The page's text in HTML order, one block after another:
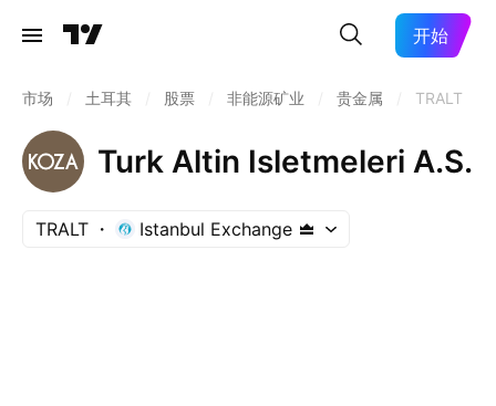
开始
市场 土耳其 股票 非能源矿业 贵金属 TRALT
Turk Altin Isletmeleri A.S.
TRALT Istanbul Exchange